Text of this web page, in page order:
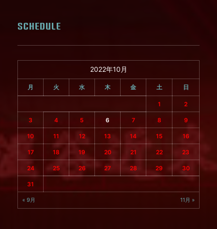
SCHEDULE
2022年10月
月 火 水 木 金 土 日
1 2
3 4 5 6 7 8 9
10 11 12 13 14 15 16
17 18 19 20 21 22 23
24 25 26 27 28 29 30
31
« 9月 11月 »